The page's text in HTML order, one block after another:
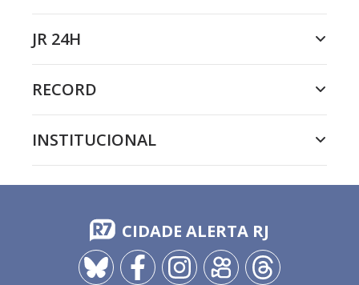
JR 24H
RECORD
INSTITUCIONAL
CIDADE ALERTA RJ